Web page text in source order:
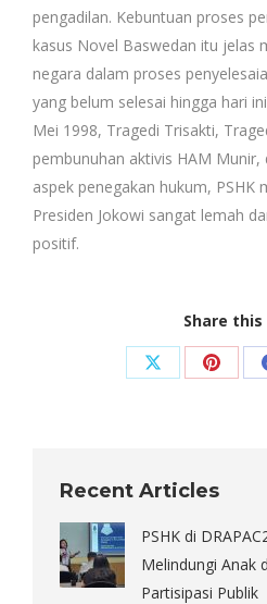
pengadilan. Kebuntuan proses
kasus Novel Baswedan itu jelas
negara dalam proses
yang belum selesai hingga hari
Mei 1998, Tragedi Trisakti,
pembunuhan aktivis HAM Munir,
aspek penegakan hukum, PSHK
Presiden Jokowi sangat lemah
positif.
Share
Share Share
Recent Articles
PSHK di
Melindungi Anak
Partisipasi Publik